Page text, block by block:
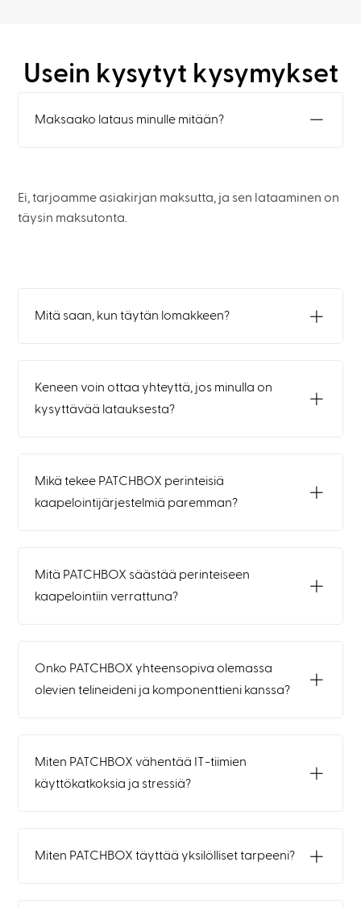
Usein kysytyt kysymykset
Maksaako lataus minulle mitään?
Ei, tarjoamme asiakirjan maksutta, ja sen lataaminen on
täysin maksutonta.
Mitä saan, kun täytän lomakkeen?
Keneen voin ottaa yhteyttä, jos minulla on
kysyttävää latauksesta?
Mikä tekee PATCHBOX perinteisiä
kaapelointijärjestelmiä paremman?
Mitä PATCHBOX säästää perinteiseen
kaapelointiin verrattuna?
Onko PATCHBOX yhteensopiva olemassa
olevien telineideni ja komponenttieni kanssa?
Miten PATCHBOX vähentää IT-tiimien
käyttökatkoksia ja stressiä?
Miten PATCHBOX täyttää yksilölliset tarpeeni?